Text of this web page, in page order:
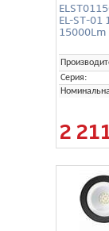
EL-ST-01
15000Lm
Серия:
2